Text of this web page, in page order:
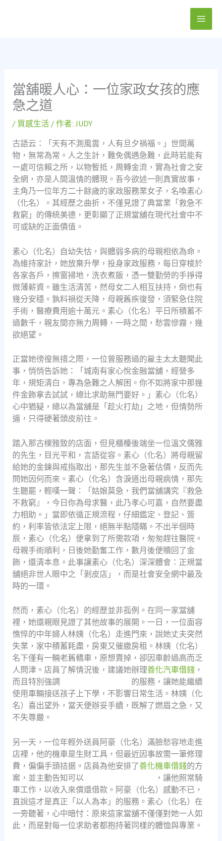
當舖暖人心：一位家政女孩的應
急之道
/ 質感生活/ 作者:JUDY
古語云：「天有不測風雲，人有旦夕禍福。」世間萬
物，無常為常。人之生計，難免偶遇急難，此時若能有
一處可信賴之所，以物暫抵，周轉金流，實為社會之安
全網，亦是人間溫情的體現。吾今欲述一則真實故事，
主角乃一位年方二十餘歲的家政服務業女子，名喚素心
（化名）。其經歷之曲折，不僅見證了典當業「救急不
救窮」的傳統美德，更彰顯了正規當舖在現代社會中不
可或缺的正面價值。
素心（化名）自幼失怙，與體弱多病的母親相依為命。
為維持家計，她放棄升學，投身家政服務，每日穿梭於
各家各戶，擦窗掃地，洗衣煮飯，憑一雙勤勞的手掙得
微薄薪資。雖生活清苦，然母女二人相互扶持，倒也有
幾分安穩。孰料禍從天降，母親舊疾復發，須緊急住院
手術，醫療費用逾十萬元。素心（化名）平日所積蓄不
過數千，親友間亦無力周轉，一時之間，愁雲慘霧，幾
欲絕望。
正當她徬徨無措之際，一位曾服務過的雇主太太聽聞此
事，悄悄告訴她：「城南有家心悅金融當舖，經營多
年，規矩清白，專為急難之人解困。你不如將家中那幾
件金飾拿去試試，總比求助無門要好。」素心（化名）
心中猶疑，總以為當舖是「趁火打劫」之地，但情勢所
逼，只得硬著頭皮前往。
踏入那古樸雅致的店面，但見櫃檯後端坐一位溫文儒雅
的先生，目光平和，言語從容。素心（化名）將母親留
給她的金鍊與戒指取出，那先生並不急著估價，反而先
問她因何而來。素心（化名）含淚道出母親病情，那先
生聽罷，輕嘆一聲：「姑娘莫急，我們當舖講究『救急
不救窮』，今日你為母求醫，此乃孝心可嘉，自然要盡
力相助。」當即依循正規流程，仔細鑑定、登記、簽
約，利率皆依法定上限，絕無半點隱瞞。不出半個時
辰，素心（化名）便拿到了所需款項，匆匆趕往醫院。
母親手術順利，日後她勤奮工作，數月後便贖回了金
飾，還清本息。此事讓素心（化名）深深體會：正規當
舖絕非世人眼中之「剝皮店」，而是社會安全網中最及
時的一環。
然而，素心（化名）的經歷並非孤例。在同一家當舖
裡，她還親眼見證了其他故事的展開。一日，一位面容
憔悴的中年婦人林姨（化名）走進門來，說她丈夫突然
失業，家中積蓄耗盡，房東又催繳房租。林姨（化名）
名下僅有一輛老舊轎車，原想賣掉，卻因車齡過高而乏
人問津。店員了解情況後，建議她辦理善化汽車借錢，
而且特別強調
的服務，讓她能繼續
使用車輛接送孩子上下學，不影響日常生活。林姨（化
名）喜出望外，當天便辦妥手續，既解了燃眉之急，又
不失尊嚴。
另一天，一位年輕外送員阿豪（化名）滿臉愁容地走進
店裡，他的機車是生財工具，但最近因事故需一筆修理
費，偏偏手頭拮据。店員為他安排了善化機車借錢的方
案，並主動告知可以
，讓他照常騎
車工作，以收入來償還借款。阿豪（化名）感動不已，
直說這才是真正「以人為本」的服務。素心（化名）在
一旁聽著，心中暗忖：原來這家當舖不僅僅對她一人如
此，而是對每一位求助者都抱持著同樣的體恤與專業。